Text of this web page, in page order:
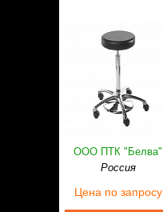
ООО ПТК "Белва"
Россия
Цена по запросу